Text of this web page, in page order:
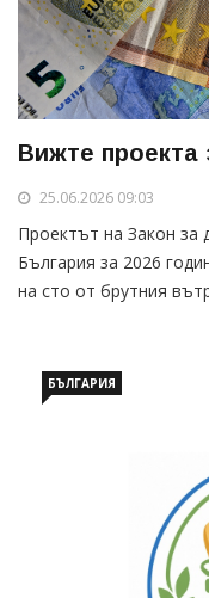
Вижте
25.06.2026 09:03
Проектът на Закон
България за 2026
на сто от брутния
БЪЛГАРИЯ